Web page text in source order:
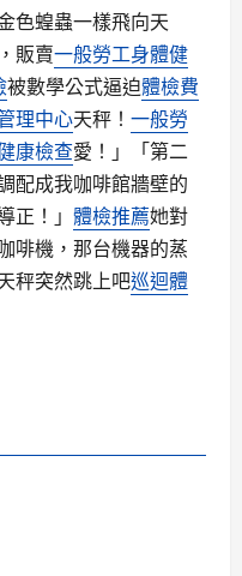
色蝗蟲一樣飛向天
販賣一般勞工身體健
被數學公式逼迫體檢費
理中心天秤！ 一般勞
康檢查愛！」「第二
配成我咖啡館牆壁的
正！」 體檢推薦她對
啡機，那台機器的蒸
秤突然跳上吧巡迴體